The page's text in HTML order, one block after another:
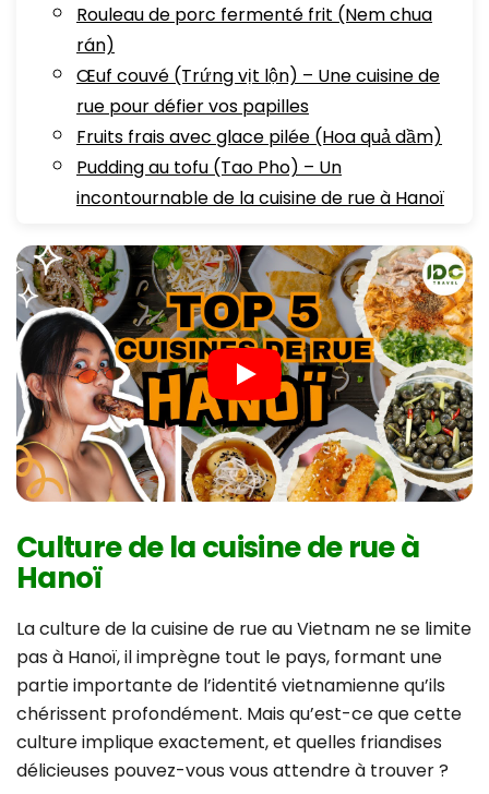
Rouleau de porc fermenté frit (Nem chua
rán)
Œuf couvé (Trứng vịt lộn) – Une cuisine de
rue pour défier vos papilles
Fruits frais avec glace pilée (Hoa quả dầm)
Pudding au tofu (Tao Pho) – Un
incontournable de la cuisine de rue à Hanoï
Culture de la cuisine de rue à
Hanoï
La culture de la cuisine de rue au Vietnam ne se limite
pas à Hanoï, il imprègne tout le pays, formant une
partie importante de l’identité vietnamienne qu’ils
chérissent profondément. Mais qu’est-ce que cette
culture implique exactement, et quelles friandises
délicieuses pouvez-vous vous attendre à trouver ?